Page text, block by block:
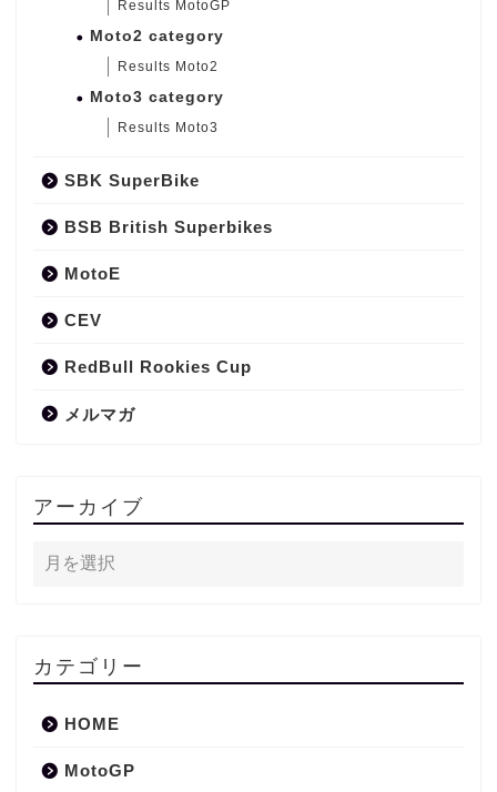
Results MotoGP
Moto2 category
Results Moto2
Moto3 category
Results Moto3
SBK SuperBike
BSB British Superbikes
MotoE
CEV
RedBull Rookies Cup
メルマガ
アーカイブ
カテゴリー
HOME
MotoGP